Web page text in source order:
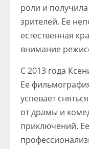
роли и
зрителей. Ее
естественная
внимание
С 2013 года
Ее
успевает
от драмы и
приключений.